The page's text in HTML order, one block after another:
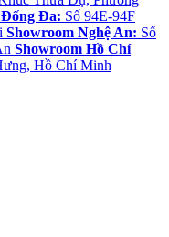
Đống Đa: Số 94E-94F
Showroom Nghệ An: Số
Showroom Hồ Chí
Hồ Chí Minh